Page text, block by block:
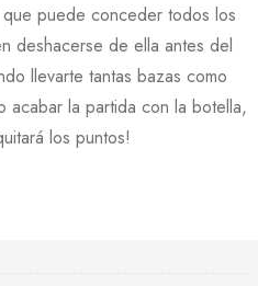
puede conceder todos los
deshacerse de ella antes del
llevarte tantas bazas como
la partida con la botella,
los puntos!